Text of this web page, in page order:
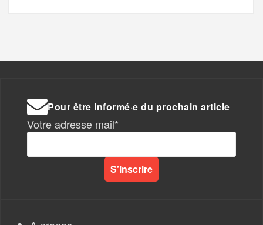
Pour être informé·e du prochain article
Votre adresse mail*